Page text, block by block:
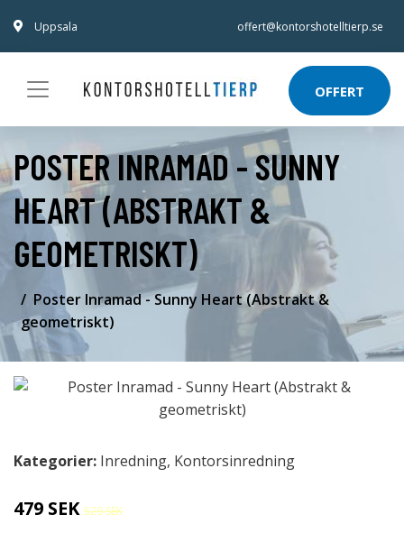
Uppsala offert@kontorshotelltierp.se
OFFERT
POSTER INRAMAD - SUNNY
HEART (ABSTRAKT &
GEOMETRISKT)
Poster Inramad - Sunny Heart (Abstrakt &
geometriskt)
Kategorier: Inredning, Kontorsinredning
479 SEK 529 SEK